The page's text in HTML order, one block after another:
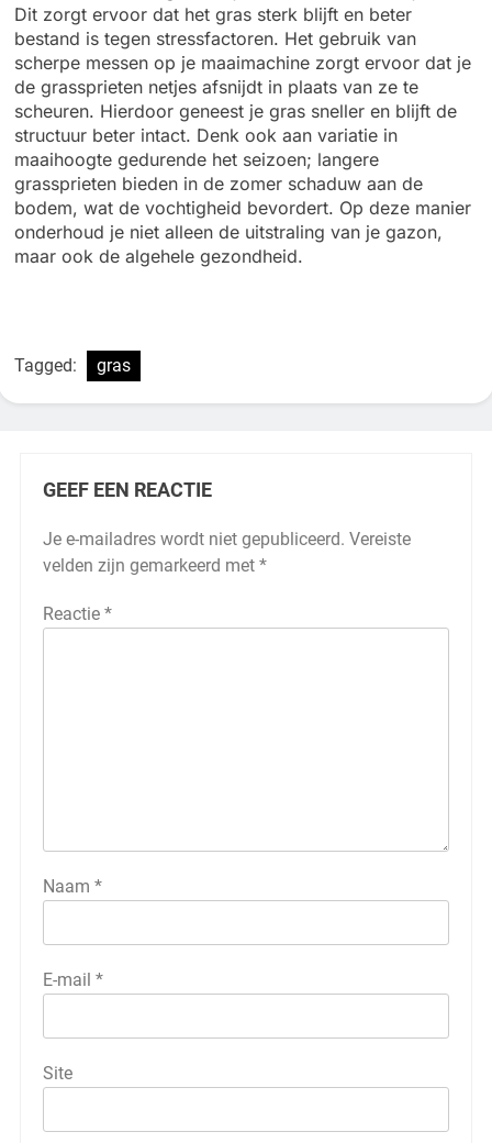
Dit zorgt ervoor dat het gras sterk blijft en beter
bestand is tegen stressfactoren. Het gebruik van
scherpe messen op je maaimachine zorgt ervoor dat je
de grassprieten netjes afsnijdt in plaats van ze te
scheuren. Hierdoor geneest je gras sneller en blijft de
structuur beter intact. Denk ook aan variatie in
maaihoogte gedurende het seizoen; langere
grassprieten bieden in de zomer schaduw aan de
bodem, wat de vochtigheid bevordert. Op deze manier
onderhoud je niet alleen de uitstraling van je gazon,
maar ook de algehele gezondheid.
Tagged: gras
GEEF EEN REACTIE
Je e-mailadres wordt niet gepubliceerd. Vereiste
velden zijn gemarkeerd met *
Reactie *
Naam *
E-mail *
Site